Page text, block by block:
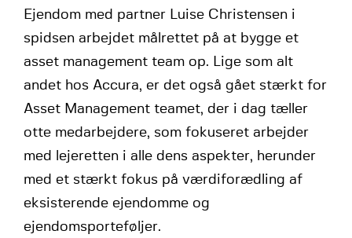
Ejendom med partner Luise Christensen i
spidsen arbejdet målrettet på at bygge et
asset management team op. Lige som alt
andet hos Accura, er det også gået stærkt for
Asset Management teamet, der i dag tæller
otte medarbejdere, som fokuseret arbejder
med lejeretten i alle dens aspekter, herunder
med et stærkt fokus på værdiforædling af
eksisterende ejendomme og
ejendomsporteføljer.